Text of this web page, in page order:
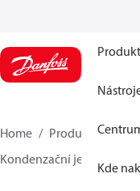
Kde
Home Produkty
Kondenzační jednotky